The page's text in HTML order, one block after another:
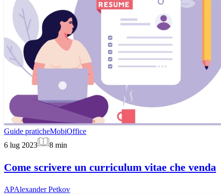
Guide praticheMobiOffice
6 lug 2023
8 min
Come scrivere un curriculum vitae che venda
APAlexander Petkov